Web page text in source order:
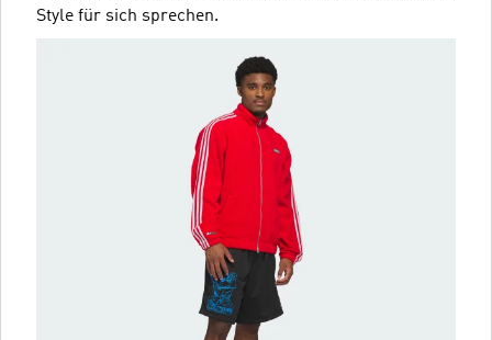
Style für sich sprechen.